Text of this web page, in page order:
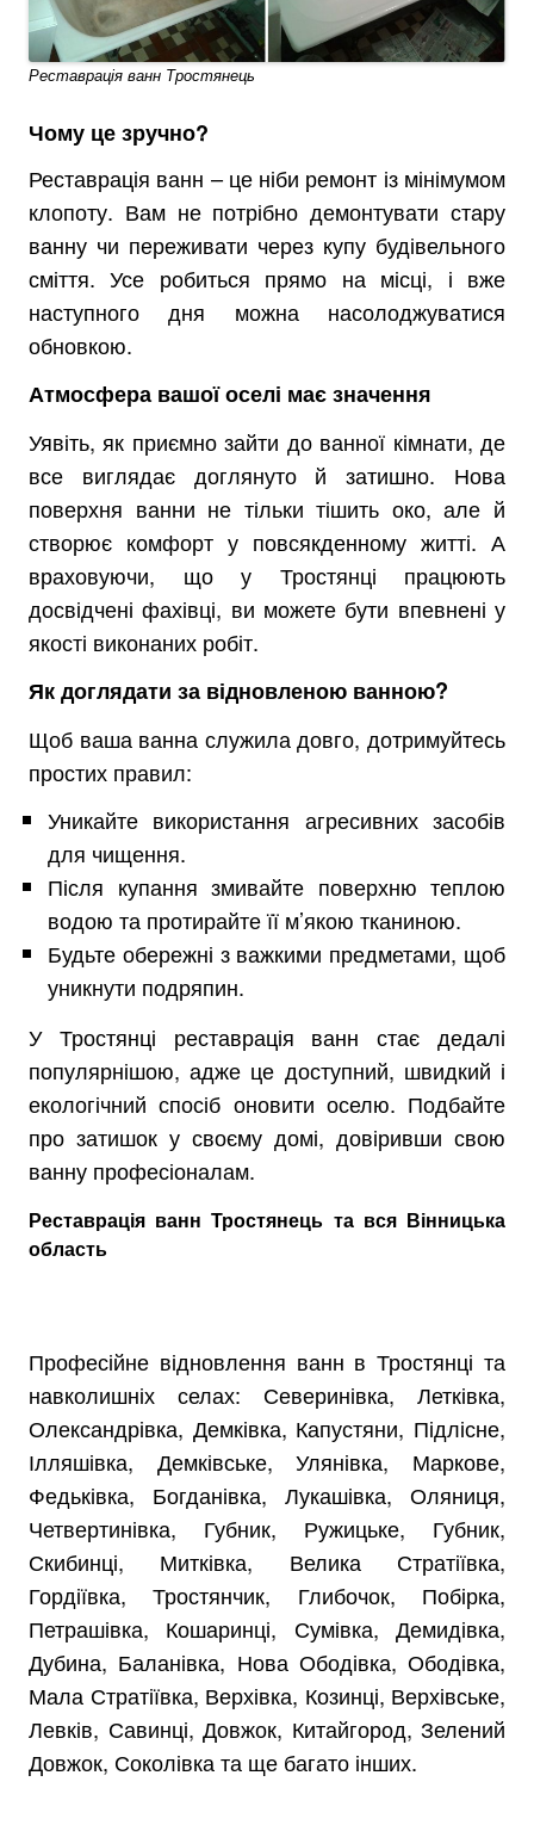
Реставрація ванн Тростянець
Чому це зручно?
Реставрація ванн – це ніби ремонт із мінімумом
клопоту. Вам не потрібно демонтувати стару
ванну чи переживати через купу будівельного
сміття. Усе робиться прямо на місці, і вже
наступного дня можна насолоджуватися
обновкою.
Атмосфера вашої оселі має значення
Уявіть, як приємно зайти до ванної кімнати, де
все виглядає доглянуто й затишно. Нова
поверхня ванни не тільки тішить око, але й
створює комфорт у повсякденному житті. А
враховуючи, що у Тростянці працюють
досвідчені фахівці, ви можете бути впевнені у
якості виконаних робіт.
Як доглядати за відновленою ванною?
Щоб ваша ванна служила довго, дотримуйтесь
простих правил:
Уникайте використання агресивних засобів
для чищення.
Після купання змивайте поверхню теплою
водою та протирайте її м’якою тканиною.
Будьте обережні з важкими предметами, щоб
уникнути подряпин.
У Тростянці реставрація ванн стає дедалі
популярнішою, адже це доступний, швидкий і
екологічний спосіб оновити оселю. Подбайте
про затишок у своєму домі, довіривши свою
ванну професіоналам.
Реставрація ванн Тростянець та вся Вінницька
область
Професійне відновлення ванн в Тростянці та
навколишніх селах: Северинівка, Летківка,
Олександрівка, Демківка, Капустяни, Підлісне,
Ілляшівка, Демківське, Улянівка, Маркове,
Федьківка, Богданівка, Лукашівка, Оляниця,
Четвертинівка, Губник, Ружицьке, Губник,
Скибинці, Митківка, Велика Стратіївка,
Гордіївка, Тростянчик, Глибочок, Побірка,
Петрашівка, Кошаринці, Сумівка, Демидівка,
Дубина, Баланівка, Нова Ободівка, Ободівка,
Мала Стратіївка, Верхівка, Козинці, Верхівське,
Левків, Савинці, Довжок, Китайгород, Зелений
Довжок, Соколівка та ще багато інших.